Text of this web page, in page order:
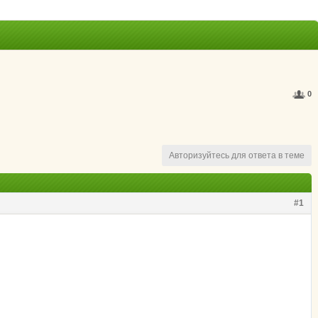
0
Авторизуйтесь для ответа в теме
#1